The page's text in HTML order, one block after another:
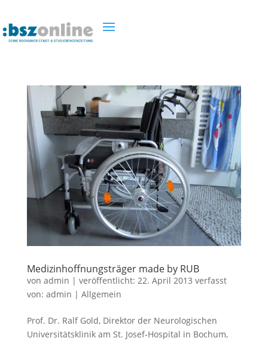
Medizinhoffnungsträger made by RUB
von admin | veröffentlicht: 22. April 2013 verfasst
von: admin | Allgemein
Prof. Dr. Ralf Gold, Direktor der Neurologischen
Universitätsklinik am St. Josef-Hospital in Bochum,